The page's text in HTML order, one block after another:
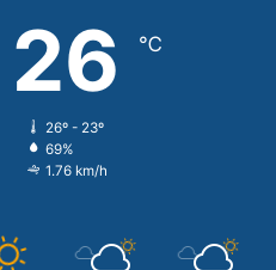
26 ℃
26º - 23º
69%
1.76 km/h